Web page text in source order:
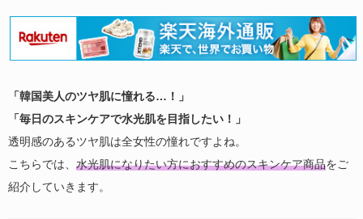
「韓国美人のツヤ肌に憧れる…！」
「毎日のスキンケアで水光肌を目指したい！」
透明感のあるツヤ肌は全女性の憧れですよね。
こちらでは、 水光肌になりたい方におすすめのスキンケア商品をご
紹介していきます。